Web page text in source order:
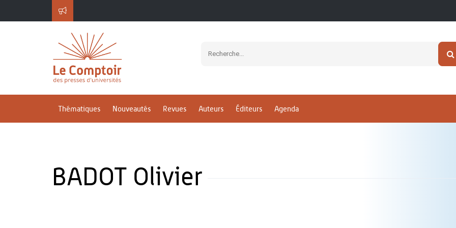
Thématiques Nouveautés Revues Auteurs Éditeurs Agenda
BADOT Olivier